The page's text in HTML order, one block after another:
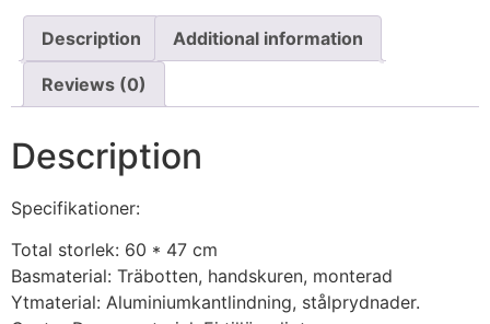
Description Additional information
Reviews (0)
Description
Specifikationer:
Total storlek: 60 * 47 cm
Basmaterial: Träbotten, handskuren, monterad
Ytmaterial: Aluminiumkantlindning, stålprydnader.